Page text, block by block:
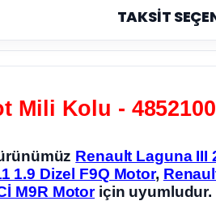
TAKSİT
Mili Kolu -
Renault Laguna III
1.9 Dizel F9Q Motor,
M9R Motoriçin uyumludur.